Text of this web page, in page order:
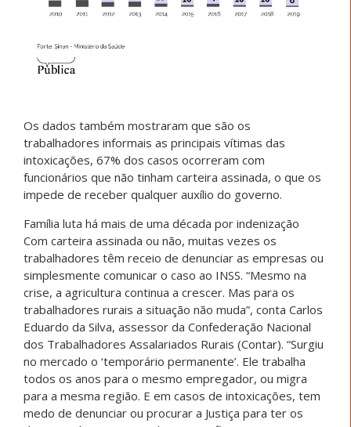
Os dados também mostraram que são os
trabalhadores informais as principais vítimas das
intoxicações, 67% dos casos ocorreram com
funcionários que não tinham carteira assinada, o que os
impede de receber qualquer auxílio do governo.
Família luta há mais de uma década por indenização
Com carteira assinada ou não, muitas vezes os
trabalhadores têm receio de denunciar as empresas ou
simplesmente comunicar o caso ao INSS. “Mesmo na
crise, a agricultura continua a crescer. Mas para os
trabalhadores rurais a situação não muda”, conta Carlos
Eduardo da Silva, assessor da Confederação Nacional
dos Trabalhadores Assalariados Rurais (Contar). “Surgiu
no mercado o ‘temporário permanente’. Ele trabalha
todos os anos para o mesmo empregador, ou migra
para a mesma região. E em casos de intoxicações, tem
medo de denunciar ou procurar a Justiça para ter os